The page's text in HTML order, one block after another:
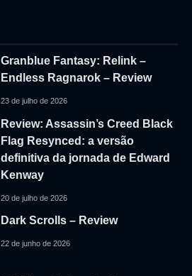
Granblue Fantasy: Relink –
Endless Ragnarok – Review
23 de julho de 2026
Review: Assassin’s Creed Black
Flag Resynced: a versão
definitiva da jornada de Edward
Kenway
20 de julho de 2026
Dark Scrolls – Review
22 de junho de 2026